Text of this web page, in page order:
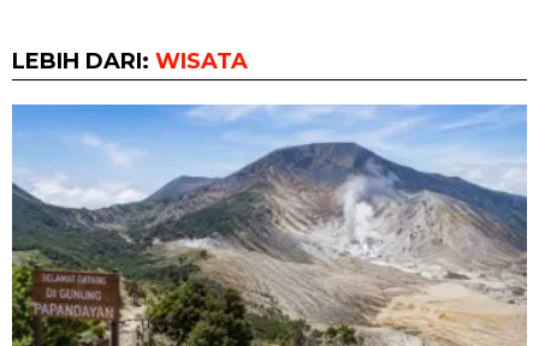
LEBIH DARI: WISATA